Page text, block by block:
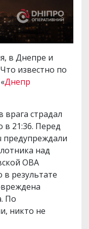
в Днепре и
известно по
Днепр
страдал
в 21:36. Перед
над
ОВА
в результате
По
никто не